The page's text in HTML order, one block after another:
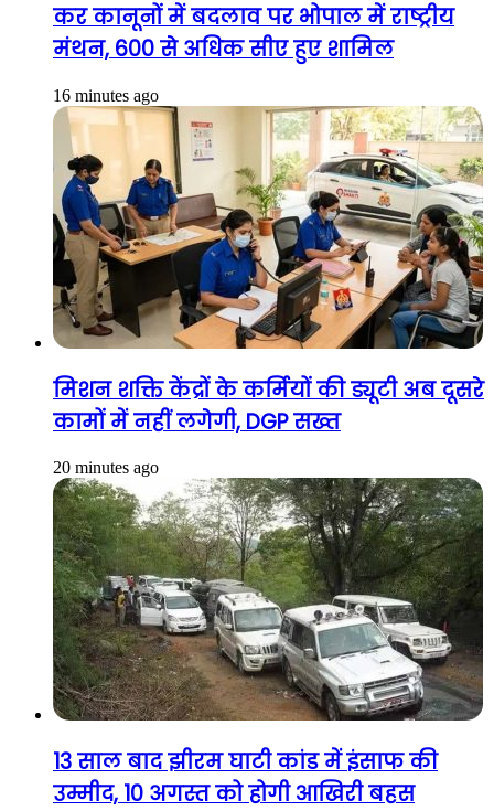
कर कानूनों में बदलाव पर भोपाल में राष्ट्रीय
मंथन, 600 से अधिक सीए हुए शामिल
16 minutes ago
मिशन शक्ति केंद्रों के कर्मियों की ड्यूटी अब दूसरे
कामों में नहीं लगेगी, DGP सख्त
20 minutes ago
13 साल बाद झीरम घाटी कांड में इंसाफ की
उम्मीद, 10 अगस्त को होगी आखिरी बहस